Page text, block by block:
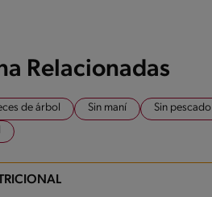
Relacionadas
de árbol Sin maní Sin pescado